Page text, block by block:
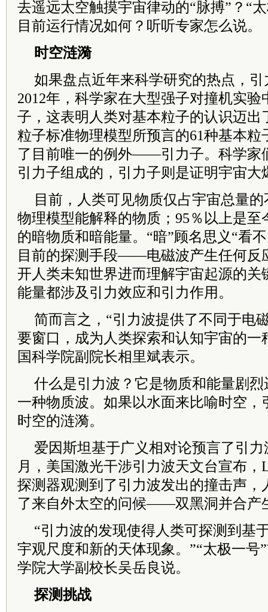
去遥远太空触摸宇宙律动的“脉搏”？“
目前运行情况如何？听听专家怎么说。
时空涟漪
如果盘点近年来科学研究的热点，
2012年，科学家在大型强子对撞机实
子，这表明人类对基本粒子的认识迈出
粒子标准物理模型所预言的61种基本粒
了目前唯一的例外——引力子。科学家
引力子组成的，引力子则是证明宇宙大
目前，人类可见物质仅占宇宙总量
物理模型能解释的物质；95％以上是至
的暗物质和暗能量。“暗”顾名思义“看
目前的探测手段——电磁波产生任何反
开人类未知世界进而理解宇宙起源的关
能量都涉及引力效应和引力作用。
简而言之，“引力波提供了不同于电
要窗口，成为人类探索和认知宇宙的一
国科学院副 院长相里斌表示。
什么是引力波？它是物质和能量剧
一种物质波。如果以水面来比喻时空，
时空的涟漪。
爱因斯坦基于广义相对论预言了引力
月，美国激光干涉引力波天文台宣布
探测器观测到了引力波发出的撞击声，
了来自外太空的问候——双黑洞并合产
“引力波的发现使得人类可探测到基
宇观尺度和新的天体现象。”“太极一号
学院大学副校长吴岳良说。
探测挑战